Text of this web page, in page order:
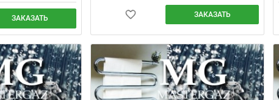
ЗАКАЗАТЬ
в согласованное
заменит
и выдаст
месяца.
ЗАКАЗАТЬ
Профессионально устраняем протечки
труб. Мастер приезжает в согласованный
интервал ± 30 мин (9:00–19:00) и
проверяет систему под рабочим
давлением. Стоимость — от 1000 грн,
официальная гарантия 24 месяца.